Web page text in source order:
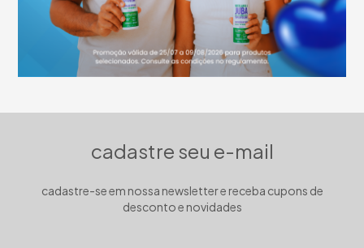
cadastre seu e-mail
cadastre-se em nossa newsletter e receba cupons de
desconto e novidades